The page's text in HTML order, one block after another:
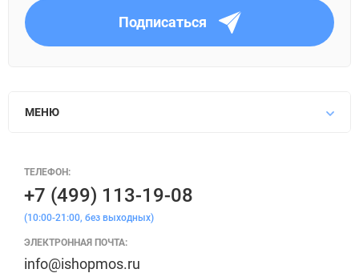
Подписаться
МЕНЮ
ТЕЛЕФОН:
+7 (499) 113-19-08
(10:00-21:00, без выходных)
ЭЛЕКТРОННАЯ ПОЧТА:
info@ishopmos.ru